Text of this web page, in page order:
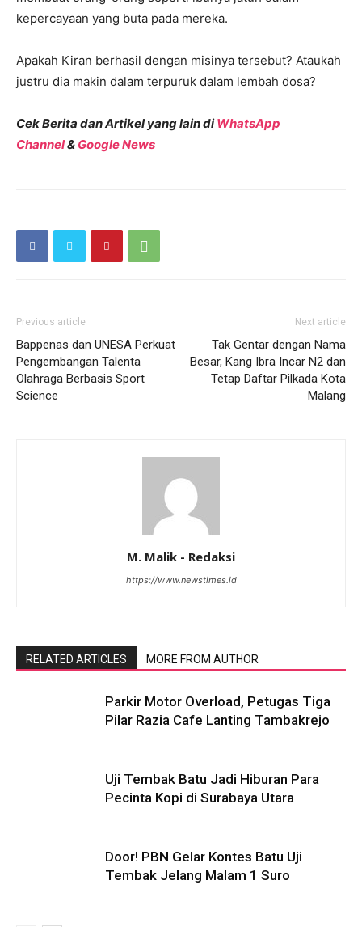
kepercayaan yang buta pada mereka.
Apakah Kiran berhasil dengan misinya tersebut? Ataukah
justru dia makin dalam terpuruk dalam lembah dosa?
Cek Berita dan Artikel yang lain diWhatsApp
Channel& Google News
Previous article
Bappenas dan UNESA Perkuat
Pengembangan Talenta
Olahraga Berbasis Sport
Science
Next article
Tak Gentar dengan Nama
Besar, Kang Ibra Incar N2 dan
Tetap Daftar Pilkada Kota
Malang
M. Malik - Redaksi
https://www.newstimes.id
RELATED ARTICLES MORE FROM AUTHOR
Parkir Motor Overload, Petugas Tiga
Pilar Razia Cafe Lanting Tambakrejo
Uji Tembak Batu Jadi Hiburan Para
Pecinta Kopi di Surabaya Utara
Door! PBN Gelar Kontes Batu Uji
Tembak Jelang Malam 1 Suro